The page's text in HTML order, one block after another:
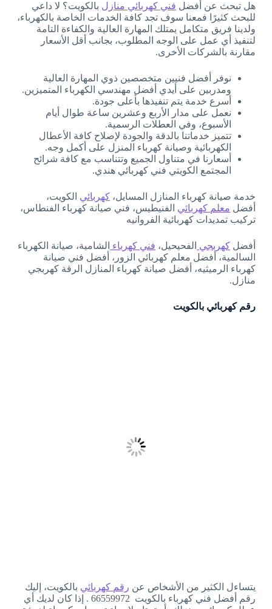
هل تبحث عن أفضل فني كهربائي منازل بالكويت؟ لا داعي
للبحث كثيرًا فمعنا سوف تجد كافة الخدمات الخاصة بالكهرباء،
ولدينا فريق متكامل يمتلك المهارة العالية والكفاءة التامة
لتنفيذ أي عمل على الوجه المطلوب، بجانب أقل الأسعار
مقارنة بالشركات الأخرى.
نوفر أفضل فنيين متخصصين ذوي المهارة العالية
ومدربين على أيدي أفضل مهندسي الكهرباء المتميزين.
أسرع خدمة يتم تنفيذها بأعلى جودة.
نعمل على مدار الأربع وعشرين ساعة طوال أيام
الأسبوع، وفي العطلات الرسمية.
تتميز خدماتنا بالدقة والجودة لإصلاح كافة الأعطال
الكهربائية وصيانة كهرباء المنزل على أكمل وجه.
أسعارنا في متناول الجميع وتتناسب مع كافة شرائح
المجتمع الكويتي فني كهربائي هندي.
خدمة صيانة كهرباء المنازل المسايل، كهربائي الكويت،
أفضل معلم كهربائي الفنيطيس، فني صيانة كهرباء الفنطاس،
تركيب تمديدات كهربائية الفروانيه
أفضل كهربجي الفحيحيل، فني كهرباء الشامية، صيانة الكهرباء
السالمية، أفضل معلم كهربائي الزور، أفضل فني صيانة
كهرباء الرميثيه، أفضل صيانة كهرباء المنازل الرقة كهربجي
منازل.
رقم كهربائي بالكويت
يتساءل الكثير من الأشخاص عن رقم كهربائي بالكويت، إليك
رقم أفضل فني كهرباء بالكويت 66559972 . إذا كان لديك أي